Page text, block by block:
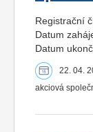
Registrační
Datum
Datum
22. 04.
akciová